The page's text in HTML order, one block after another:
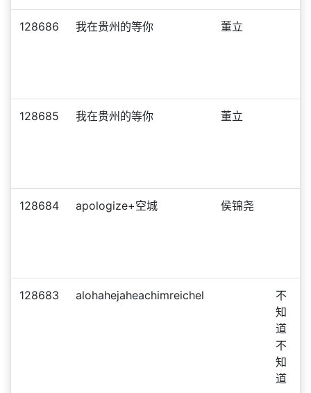
128686 我在贵州的等你 董立
128685 我在贵州的等你 董立
128684 apologize+空城 侯锦尧
128683 alohahejaheachimreichel
不
知
道
不
知
道